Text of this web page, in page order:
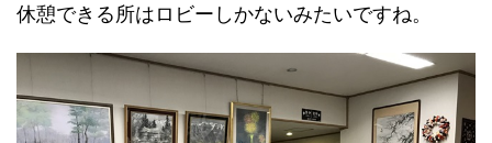
休憩できる所はロビーしかないみたいですね。